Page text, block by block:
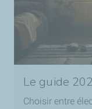
Le guide
Choisir entre